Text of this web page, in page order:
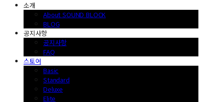
소개
About SOUND BLOCK
BLOG
공지사항
공지사항
FAQ
스토어
Basic
Standard
Deluxe
Elite